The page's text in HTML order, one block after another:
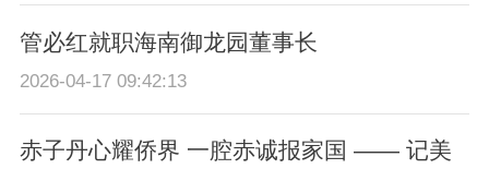
管必红就职海南御龙园董事长
2026-04-17 09:42:13
赤子丹心耀侨界 一腔赤诚报家国 —— 记美